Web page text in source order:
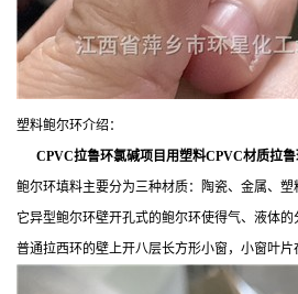
塑料鲍尔环介绍：
CPVC拉鲁环氯碱项目用塑料CPVC材质拉
鲍尔环填料主要分为三种材质：陶瓷、金属、塑
它异型鲍尔环壁开孔式的鲍尔环使得气、液体
普通拉西环的壁上开八层长方形小窗，小窗叶